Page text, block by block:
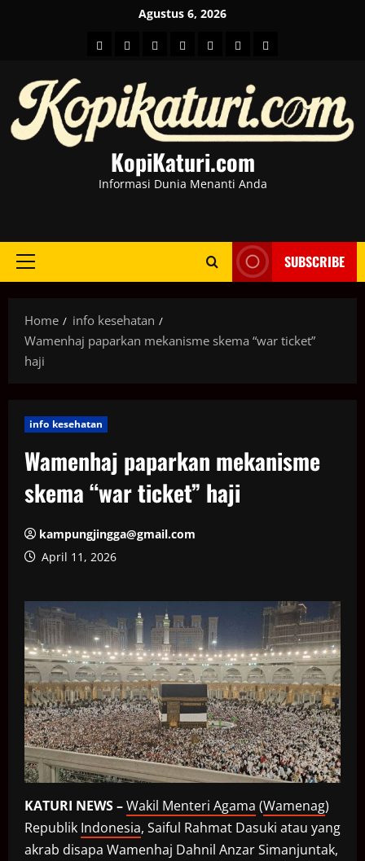
Agustus 6, 2026
HOMEBeritahot
BusinessKesehatan
SportEntertainment
KopiKaturi.com
Informasi Dunia Menanti Anda
Primary
SUBSCRIBE
Home
info kesehatan
Wamenhaj paparkan mekanisme skema “war ticket”
haji
info kesehatan
Wamenhaj paparkan mekanisme
skema “war ticket” haji
kampungjingga@gmail.com
April 11, 2026
KATURI NEWS –Wakil Menteri Agama (Wamenag)
Republik Indonesia, Saiful Rahmat Dasuki atau yang
akrab disapa Wamenhaj Dahnil Anzar Simanjuntak,